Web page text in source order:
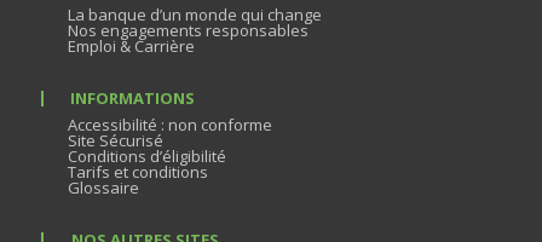
La banque d’un monde qui change
Nos engagements responsables
Emploi & Carrière
INFORMATIONS
Accessibilité : non conforme
Site Sécurisé
Conditions d’éligibilité
Tarifs et conditions
Glossaire